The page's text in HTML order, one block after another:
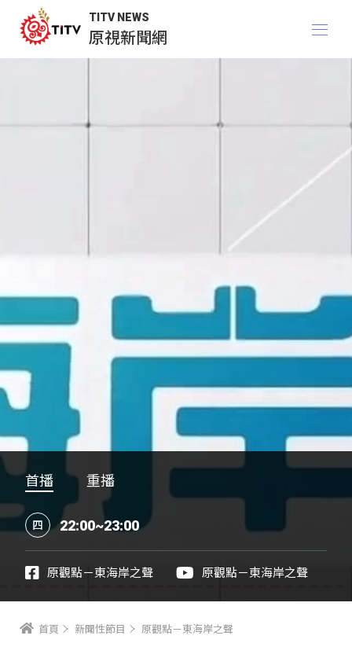
TITV NEWS
原視新聞網
首播 重播
四 22:00~23:00
原觀點－東海岸之聲 原觀點－東海岸之聲
首頁 新聞性節目 原觀點－東海岸之聲